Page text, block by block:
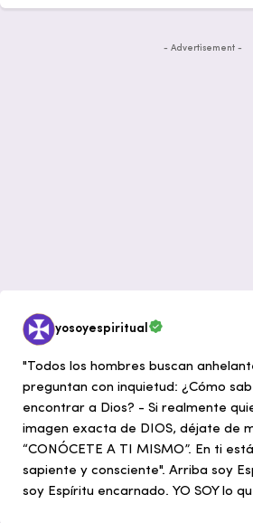
- Advertisement -
yosoyespiritual
"Todos los hombres buscan
preguntan con inquietud: ¿Cómo
encontrar a Dios? - Si realmente
imagen exacta de DIOS, déjate de
“CONÓCETE A TI MISMO”. En ti
sapiente y consciente". Arriba soy
soy Espíritu encarnado. YO SOY lo